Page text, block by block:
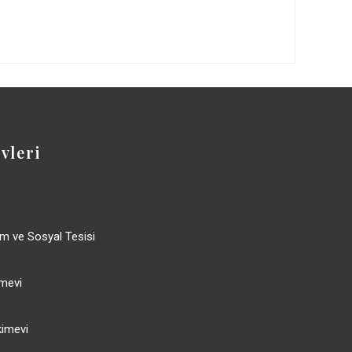
ve Sosyal Tesisi